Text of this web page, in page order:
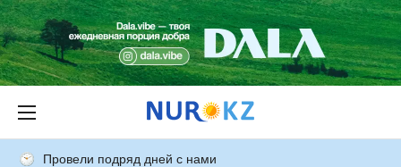
Провели подряд дней с нами